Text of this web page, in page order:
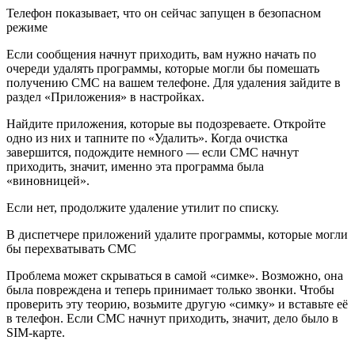
Телефон показывает, что он сейчас запущен в безопасном
режиме
Если сообщения начнут приходить, вам нужно начать по
очереди удалять программы, которые могли бы помешать
получению СМС на вашем телефоне. Для удаления зайдите в
раздел «Приложения» в настройках.
Найдите приложения, которые вы подозреваете. Откройте
одно из них и тапните по «Удалить». Когда очистка
завершится, подождите немного — если СМС начнут
приходить, значит, именно эта программа была
«виновницей».
Если нет, продолжите удаление утилит по списку.
В диспетчере приложений удалите программы, которые могли
бы перехватывать СМС
Проблема может скрываться в самой «симке». Возможно, она
была повреждена и теперь принимает только звонки. Чтобы
проверить эту теорию, возьмите другую «симку» и вставьте её
в телефон. Если СМС начнут приходить, значит, дело было в
SIM-карте.